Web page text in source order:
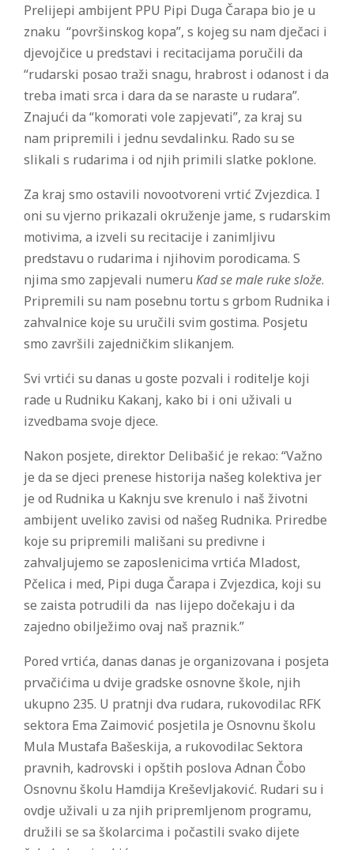
Prelijepi ambijent PPU Pipi Duga Čarapa bio je u
znaku “površinskog kopa”, s kojeg su nam dječaci i
djevojčice u predstavi i recitacijama poručili da
“rudarski posao traži snagu, hrabrost i odanost i da
treba imati srca i dara da se naraste u rudara”.
Znajući da “komorati vole zapjevati”, za kraj su
nam pripremili i jednu sevdalinku. Rado su se
slikali s rudarima i od njih primili slatke poklone.
Za kraj smo ostavili novootvoreni vrtić Zvjezdica. I
oni su vjerno prikazali okruženje jame, s rudarskim
motivima, a izveli su recitacije i zanimljivu
predstavu o rudarima i njihovim porodicama. S
njima smo zapjevali numeru Kad se male ruke slože.
Pripremili su nam posebnu tortu s grbom Rudnika i
zahvalnice koje su uručili svim gostima. Posjetu
smo završili zajedničkim slikanjem.
Svi vrtići su danas u goste pozvali i roditelje koji
rade u Rudniku Kakanj, kako bi i oni uživali u
izvedbama svoje djece.
Nakon posjete, direktor Delibašić je rekao: “Važno
je da se djeci prenese historija našeg kolektiva jer
je od Rudnika u Kaknju sve krenulo i naš životni
ambijent uveliko zavisi od našeg Rudnika. Priredbe
koje su pripremili mališani su predivne i
zahvaljujemo se zaposlenicima vrtića Mladost,
Pčelica i med, Pipi duga Čarapa i Zvjezdica, koji su
se zaista potrudili da nas lijepo dočekaju i da
zajedno obilježimo ovaj naš praznik.”
Pored vrtića, danas danas je organizovana i posjeta
prvačićima u dvije gradske osnovne škole, njih
ukupno 235. U pratnji dva rudara, rukovodilac RFK
sektora Ema Zaimović posjetila je Osnovnu školu
Mula Mustafa Bašeskija, a rukovodilac Sektora
pravnih, kadrovski i opštih poslova Adnan Čobo
Osnovnu školu Hamdija Kreševljaković. Rudari su i
ovdje uživali u za njih pripremljenom programu,
družili se sa školarcima i počastili svako dijete